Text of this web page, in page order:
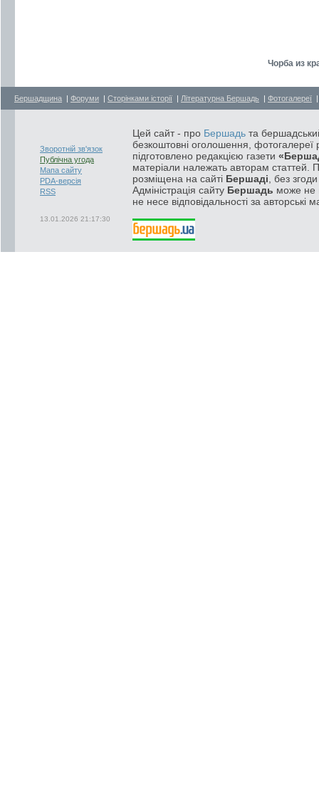
Чорба из
Бершадщина | Форуми | Сторінками історії | Літературна Бершадь | Фотогалереї
Зворотній зв'язок
Публічна угода
Мапа сайту
PDA-версія
RSS
13.01.2026 21:17:30
Цей сайт - про Бершадь та
безкоштовні оголошення, фотогалереї
підготовлено редакцією газети
матеріали належать авторам статтей.
розміщена на сайті Бершаді , без
Адміністрація сайту Бершадь може не
не несе відповідальності за авторські